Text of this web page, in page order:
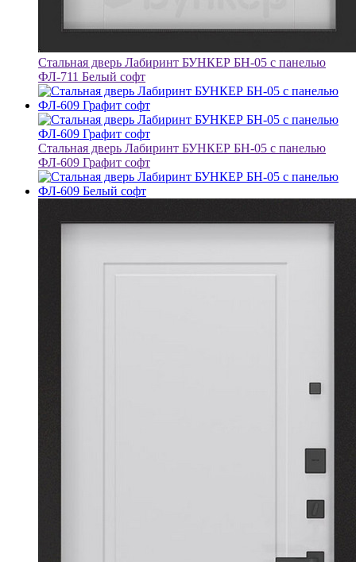
Стальная дверь Лабиринт БУНКЕР БН-05 с панелью
ФЛ-711 Белый софт
Стальная дверь Лабиринт БУНКЕР БН-05 с панелью
ФЛ-609 Графит софт